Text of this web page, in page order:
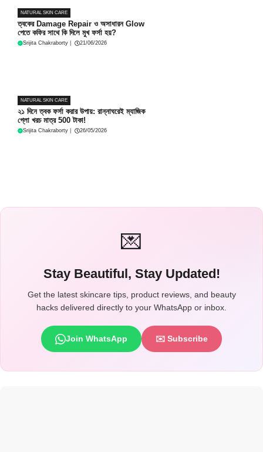
NATURAL SKIN CARE
ত্বকের Damage Repair ও অসাধারন Glow
পেতে কফির সাথে কি দিলে মুখ ফর্সা হয়?
Srijita Chakraborty 21/06/2026
NATURAL SKIN CARE
২১ দিনে ত্বক ফর্সা করার উপায়: রান্নাঘরেই ম্যাজিক
গ্লো খরচ মাত্র 500 টাকা!
Srijita Chakraborty 26/05/2026
💌
Stay Beautiful, Stay Updated!
Get the latest skincare tips, product reviews, and beauty
hacks delivered directly to your WhatsApp or inbox.
Join WhatsApp ✉️ Subscribe